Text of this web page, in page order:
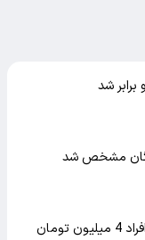
شد
مشخص شد
خبر مهم برای سرپرستان خانوار / حساب این افراد 4 میلیون تومان